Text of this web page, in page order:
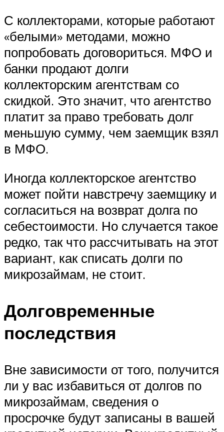
С коллекторами, которые работают
«белыми» методами, можно
попробовать договориться. МФО и
банки продают долги
коллекторским агентствам со
скидкой. Это значит, что агентство
платит за право требовать долг
меньшую сумму, чем заемщик взял
в МФО.
Иногда коллекторское агентство
может пойти навстречу заемщику и
согласиться на возврат долга по
себестоимости. Но случается такое
редко, так что рассчитывать на этот
вариант, как списать долги по
микрозаймам, не стоит.
Долговременные
последствия
Вне зависимости от того, получится
ли у вас избавиться от долгов по
микрозаймам, сведения о
просрочке будут записаны в вашей